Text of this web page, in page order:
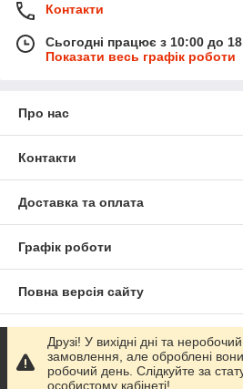
Контакти
Сьогодні працює з 10:00 до
Показати весь графік роботи
Про нас
Контакти
Доставка та оплата
Графік роботи
Повна версія сайту
Сайт створено на маркетплейсі
Політика конфіденційності
Друзі! У вихідні дні та
замовлення, але оброблені
робочий день. Слідкуйте за
особистому кабінеті!